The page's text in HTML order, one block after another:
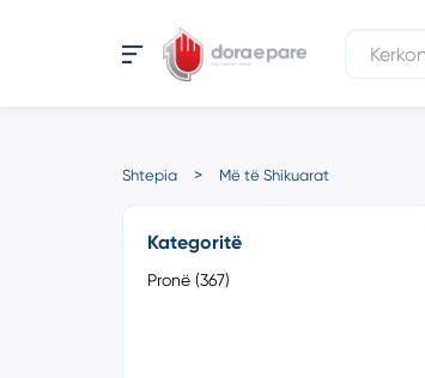
Shtepia Më të Shikuarat
Kategoritë
Pronë (367)